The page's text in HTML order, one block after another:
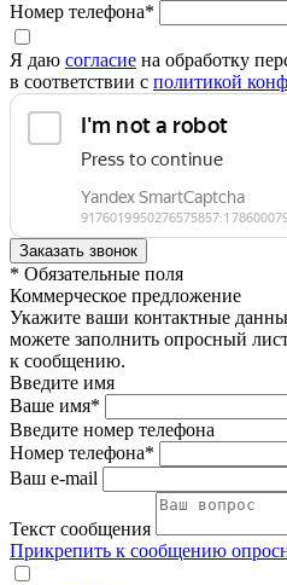
Номер телефона*
Я даю согласие на обработку
в соответствии с политикой
* Обязательные поля
Коммерческое предложение
Укажите ваши контактные
можете заполнить опросный
к сообщению.
Введите имя
Ваше имя*
Введите номер телефона
Номер телефона*
Ваш e-mail
Текст сообщения
Прикрепить к сообщению